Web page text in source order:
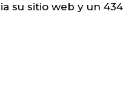
su sitio web y un